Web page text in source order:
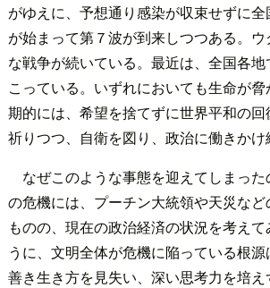
がゆえに、予想通り感染が収束せずに
が始まって第７波が到来しつつある。
な戦争が続いている。最近は、全国各
こっている。いずれにおいても生命が
期的には、希望を捨てずに世界平和の
祈りつつ、自衛を図り、政治に働きかけ
なぜこのような事態を迎えてしまっ
の危機には、プーチン大統領や天災な
ものの、現在の政治経済の状況を考え
うに、文明全体が危機に陥っている根
善き生き方を見失い、深い思考力を培